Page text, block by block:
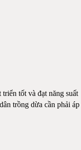
tốt và đạt năng suất
trồng dừa cần phải áp